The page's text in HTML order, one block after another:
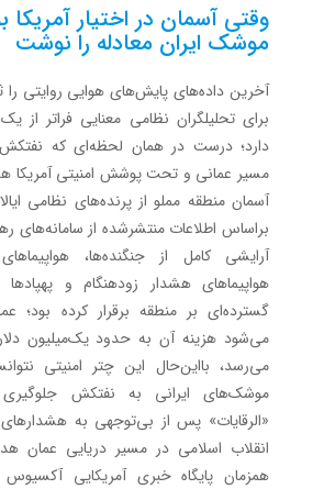
وقتی آسمان در اختیار آمریکا
موشک ایران معادله را نوشت
آخرین داده‌های پایش‌های هوایی روایتی را
برای تحلیلگران نظامی معنایی فراتر از
دارد؛ درست در همان لحظه‌ای که نفتکش
مسیر عمانی و تحت پوشش امنیتی آمریکا
آسمان منطقه مملو از پرنده‌های نظامی
براساس اطلاعات منتشرشده از سامانه‌های
آرایشی کامل از جنگنده‌ها،
هواپیماهای هشدار زودهنگام و
گسترده‌ای بر منطقه برقرار کرده بود؛
می‌شود هزینه آن به حدود یک‌میلیون
می‌رسد، بااین‌حال این چتر امنیتی
موشک‌های ایرانی به نفتکش
«الرقایات» پس از بی‌توجهی به هشدارهای
انقلاب اسلامی در مسیر دریایی عمان
همزمان پایگاه خبری آمریکایی